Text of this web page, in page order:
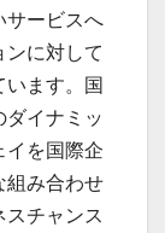
サービスへ
ンに対して
ます。国
ダイナミッ
イを国際企
組み合わせ
スチャンス